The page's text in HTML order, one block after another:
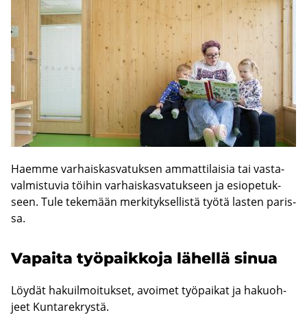
Haem­me var­hais­kas­va­tuk­sen am­mat­ti­lai­sia tai vas­ta­
val­mis­tu­via töi­hin var­hais­kas­va­tuk­seen ja esio­pe­tuk­
seen. Tule te­ke­mään mer­ki­tyk­sel­lis­tä työtä las­ten pa­ris­
sa.
Va­pai­ta työ­paik­ko­ja lä­hel­lä sinua
Löy­dät ha­kuil­moi­tuk­set, avoi­met työ­pai­kat ja ha­kuoh­
jeet Kun­ta­rek­rys­tä.